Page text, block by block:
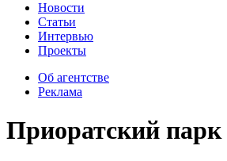
Новости
Статьи
Интервью
Проекты
Об агентстве
Реклама
Приоратский парк